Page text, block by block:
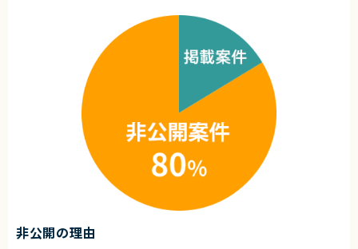
◎大規模サービスの信頼性向上やインフラ設計に深く関われます！
・ネットワーク、データベースに関する深い知識
・セキュリティに関する深い、もしくは 幅広い知識
・IaCによるクラウド環境の運用経験
・コンテナ技術の利用、運用経験
・CI/CDの設計、改善、運用経験
・技術選定などのテックリードの経験
・toC向けプロダクトのエンハンス開発経験
・中長期の視野を持てる方
・仕組みで課題解決ができる方
・チーム成果を重視できる方
・主体的にコミュニケーションが取れる方
・能動的にプロジェクトを推進できる方
契約形態
非公開の理由